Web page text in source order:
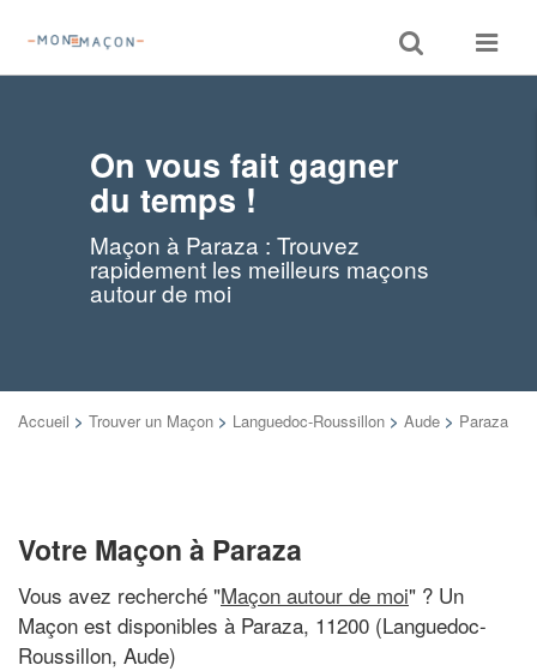
Toggle
search
Toggle
On vous fait gagner
du temps !
Maçon à Paraza : Trouvez
rapidement les meilleurs maçons
autour de moi
Accueil > Trouver un Maçon > Languedoc-Roussillon > Aude > Paraza
Votre Maçon à Paraza
Vous avez recherché "Maçon autour de moi" ? Un
Maçon est disponibles à Paraza, 11200 (Languedoc-
Roussillon, Aude)